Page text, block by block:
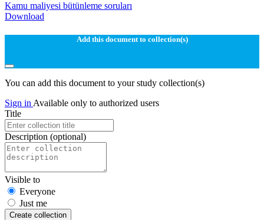
Kamu maliyesi bütünleme soruları
Download
Add this document to collection(s)
You can add this document to your study collection(s)
Sign in Available only to authorized users
Title
Description (optional)
Visible to
Everyone
Just me
Create collection